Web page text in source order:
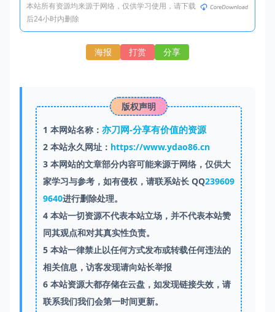
本站所有资源均来源于网络，仅供学习使用，请下载
后24小时内删除
海报 打赏 分享
版权声明
1 本网站名称： 亦刀网-分享有价值的资源
2本站永久网址： https://www.ydao86.cn
3本网站的文章部分内容可能来源于网络，仅供大
家学习与参考，如有侵权，请联系站长 QQ239609
9640进行删除处理。
4本站一切资源不代表本站立场，并不代表本站赞
同其观点和对其真实性负责。
5本站一律禁止以任何方式发布或转载任何违法的
相关信息，访客发现请向站长举报
6本站资源大都存储在云盘，如发现链接失效，请
联系我们我们会第一时间更新。